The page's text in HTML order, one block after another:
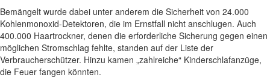
Bemängelt wurde dabei unter anderem die Sicherheit von 24.000
Kohlenmonoxid-Detektoren, die im Ernstfall nicht anschlugen. Auch
400.000 Haartrockner, denen die erforderliche Sicherung gegen einen
möglichen Stromschlag fehlte, standen auf der Liste der
Verbraucherschützer. Hinzu kamen „zahlreiche“ Kinderschlafanzüge,
die Feuer fangen könnten.